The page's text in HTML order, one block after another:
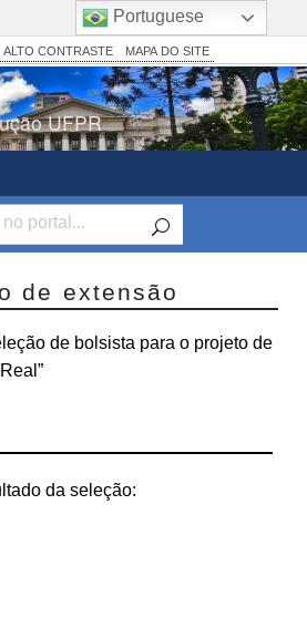
Simplifique!
Comunica BR
Participe
Acesso à informação
Canais
ALTO CONTRASTE MAPA DO SITE
UFPR
de extensão
de bolsista para o projeto de
da seleção:
Portuguese